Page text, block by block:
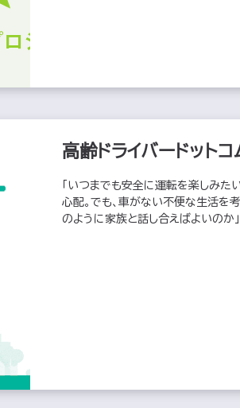
高齢ドライバードットコ
「いつまでも安全に運転を楽しみた
心配。でも、車がない不便な生活を
のように家族と話し合えばよいのか